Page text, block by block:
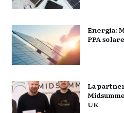
Energia:
PPA
La
UK